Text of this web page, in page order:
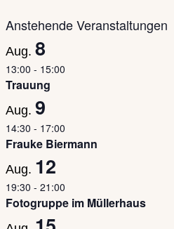
Anstehende Veranstaltungen
Aug. 8
13:00 - 15:00
Trauung
Aug. 9
14:30 - 17:00
Frauke Biermann
Aug. 12
19:30 - 21:00
Fotogruppe im Müllerhaus